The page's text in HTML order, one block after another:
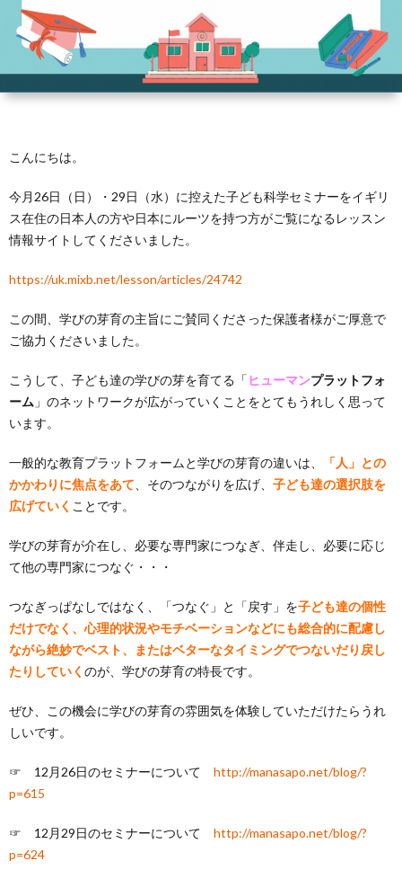
は？
こんにちは。
今月26日（日）・29日（水）に控えた子ども科学セミナーをイギリ
ス在住の日本人の方や日本にルーツを持つ方がご覧になるレッスン
情報サイトしてくださいました。
https://uk.mixb.net/lesson/articles/24742
この間、学びの芽育の主旨にご賛同くださった保護者様がご厚意で
ご協力くださいました。
こうして、子ども達の学びの芽を育てる「ヒューマンプラットフォ
ーム 」のネットワークが広がっていくことをとてもうれしく思って
います。
一般的な教育プラットフォームと学びの芽育の違いは、
「人」との
かかわりに焦点をあて 、そのつながりを広げ、 子ども達の選択肢を
広げていく ことです。
学びの芽育が介在し、必要な専門家につなぎ、伴走し、必要に応じ
て他の専門家につなぐ・・・
つなぎっぱなしではなく、「つなぐ」と「戻す」を子ども達の個性
だけでなく、心理的状況やモチベーションなどにも総合的に配慮し
ながら絶妙でベスト、またはベターなタイミングでつないだり戻し
たりしていく のが、学びの芽育の特長です。
ぜひ、この機会に学びの芽育の雰囲気を体験していただけたらうれ
しいです。
☞ 12月26日のセミナーについて http://manasapo.net/blog/?
p=615
☞ 12月29日のセミナーについて http://manasapo.net/blog/?
p=624